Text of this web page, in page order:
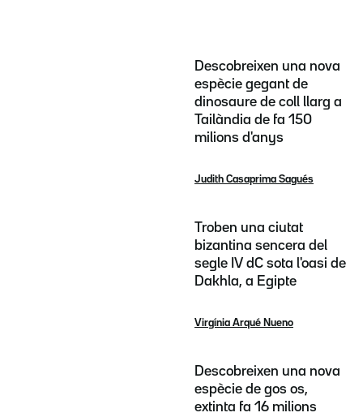
Descobreixen una nova
espècie gegant de
dinosaure de coll llarg a
Tailàndia de fa 150
milions d'anys
Judith Casaprima Sagués
Troben una ciutat
bizantina sencera del
segle IV dC sota l'oasi de
Dakhla, a Egipte
Virgínia Arqué Nueno
Descobreixen una nova
espècie de gos os,
extinta fa 16 milions